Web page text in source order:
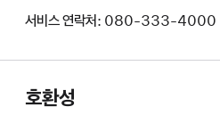
서비스 연락처: 080-333-4000
호환성